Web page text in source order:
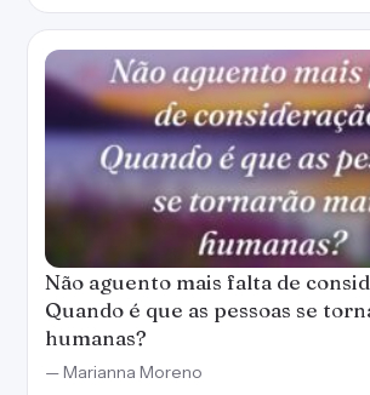
Não aguento mais falta de
Quando é que as pessoas se
humanas?
— Marianna Moreno